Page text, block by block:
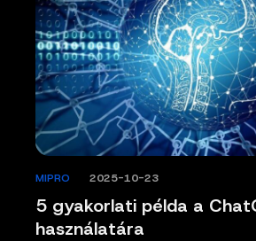
5 gyakorlati példa a
használatára
MIPRO 2025-10-23